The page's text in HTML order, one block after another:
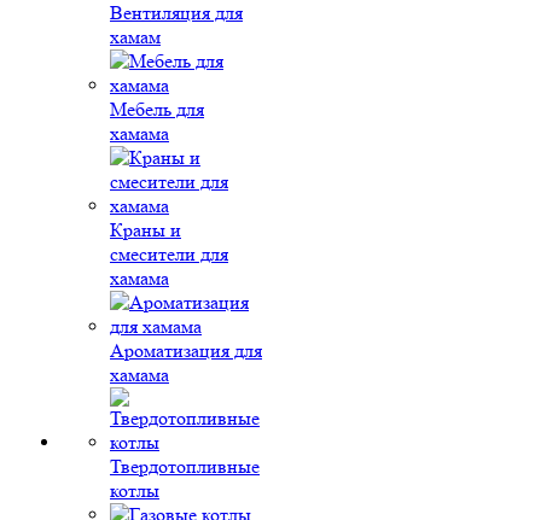
Вентиляция для
хамам
Мебель для
хамама
Краны и
смесители для
хамама
Ароматизация для
хамама
Твердотопливные
котлы